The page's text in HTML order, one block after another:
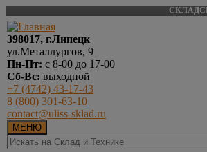
398017, г.Липецк
ул.Металлургов, 9
Пн-Пт: с 8-00 до 17-00
Сб-Вс: выходной
+7 (4742) 43-17-43
8 (800) 301-63-10
contact@uliss-sklad.ru
МЕНЮ